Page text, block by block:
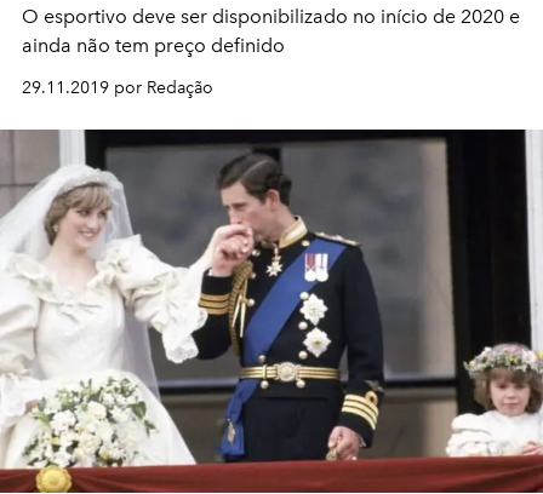
O esportivo deve ser disponibilizado no início de 2020 e
ainda não tem preço definido
29.11.2019 por Redação